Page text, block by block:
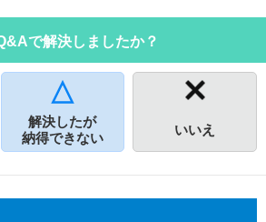
で解決しましたか？
解決したが
納得できない
いいえ